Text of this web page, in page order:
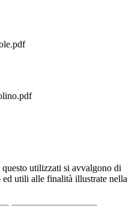
utilizzati si avvalgono di
ed utili alle finalità illustrate nella